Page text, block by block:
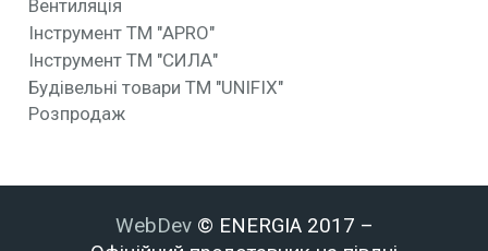
Вентиляція
Інструмент ТМ "APRO"
Інструмент ТМ "СИЛА"
Будівельні товари ТМ "UNIFIX"
Розпродаж
WebDev © ENERGIA 2017 –